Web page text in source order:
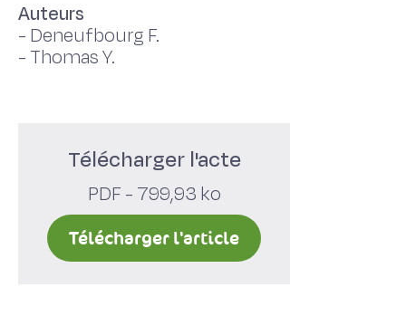
Auteurs
- Deneufbourg F.
- Thomas Y.
Télécharger l'acte
PDF - 799,93 ko
Télécharger l'article